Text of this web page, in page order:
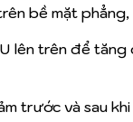
bề mặt phẳng,
lên trên để tăng
trước và sau